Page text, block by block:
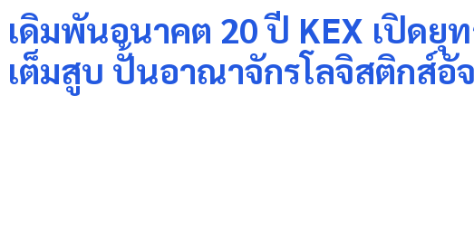
เดิมพันอนาคต 20 ปี KEX เปิด
เต็มสูบ ปั้นอาณาจักรโลจิสติกส์อั